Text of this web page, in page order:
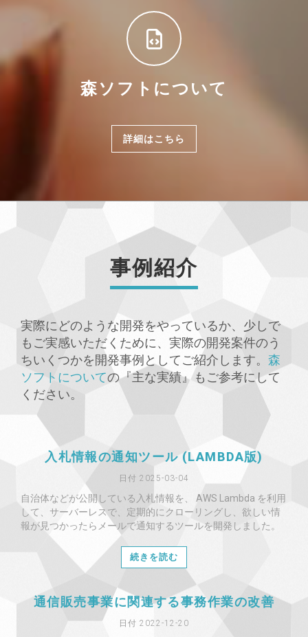
森ソフトについて
詳細はこちら
事例紹介
実際にどのような開発をやっているか、少しで
もご実感いただくために、実際の開発案件のう
ちいくつかを開発事例としてご紹介します。 森
ソフトについての『主な実績』もご参考にして
ください。
入札情報の通知ツール (LAMBDA版)
日付 2025-03-04
自治体などが公開している入札情報を、 AWS Lambda を利用
して、サーバーレスで、定期的にクローリングし、欲しい情
報が見つかったらメールで通知するツールを開発しました。
続きを読む
通信販売事業に関連する事務作業の改善
日付 2022-12-20